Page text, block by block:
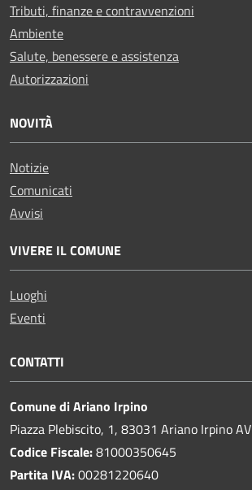
Tributi, finanze e contravvenzioni
Ambiente
Salute, benessere e assistenza
Autorizzazioni
NOVITÀ
Notizie
Comunicati
Avvisi
VIVERE IL COMUNE
Luoghi
Eventi
CONTATTI
Comune di Ariano Irpino
Piazza Plebiscito, 1, 83031 Ariano Irpino AV
Codice Fiscale:81000350645
Partita IVA:00281220640